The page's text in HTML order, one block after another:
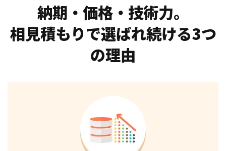
納期・価格・技術力。
相見積もりで選ばれ続ける3つ
の理由